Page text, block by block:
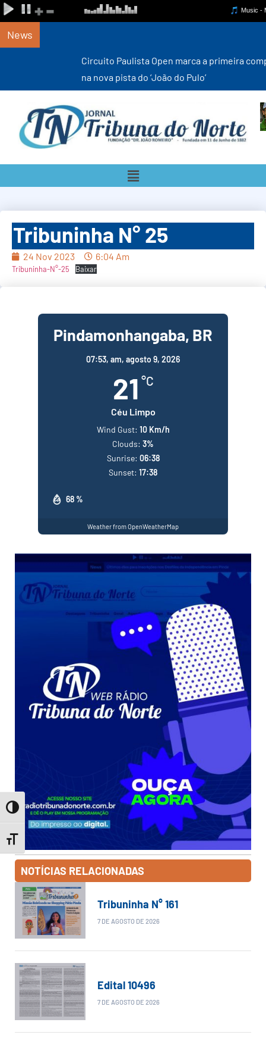
Toggle High Contrast
Toggle Font size
News
Circuito Paulista Open marca a primeira competição estadual
na nova pista do ‘João do Pulo’
Tribuninha N° 25
24 Nov 2023 6:04 Am
Tribuninha-N°-25 Baixar
Pindamonhangaba, BR
07:53, am, agosto 9, 2026
21 °C
Céu Limpo
68 %
Wind Gust: 10 Km/h
Clouds: 3%
Sunrise: 06:38
Sunset: 17:38
Weather from OpenWeatherMap
NOTÍCIAS RELACIONADAS
Tribuninha N° 161
7 DE AGOSTO DE 2026
Edital 10496
7 DE AGOSTO DE 2026